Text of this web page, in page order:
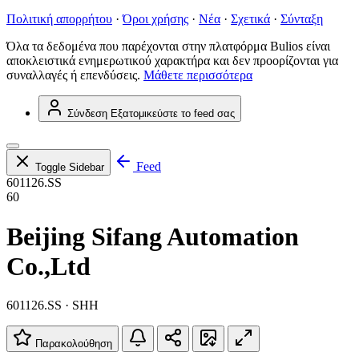
Πολιτική απορρήτου · Όροι χρήσης · Νέα · Σχετικά · Σύνταξη
Όλα τα δεδομένα που παρέχονται στην πλατφόρμα Bulios είναι
αποκλειστικά ενημερωτικού χαρακτήρα και δεν προορίζονται για
συναλλαγές ή επενδύσεις. Μάθετε περισσότερα
Σύνδεση Εξατομικεύστε το feed σας
Toggle Sidebar
Feed
601126.SS
60
Beijing Sifang Automation
Co.,Ltd
601126.SS · SHH
Παρακολούθηση